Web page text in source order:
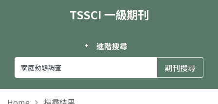
TSSCI 一級期刊
進階搜尋